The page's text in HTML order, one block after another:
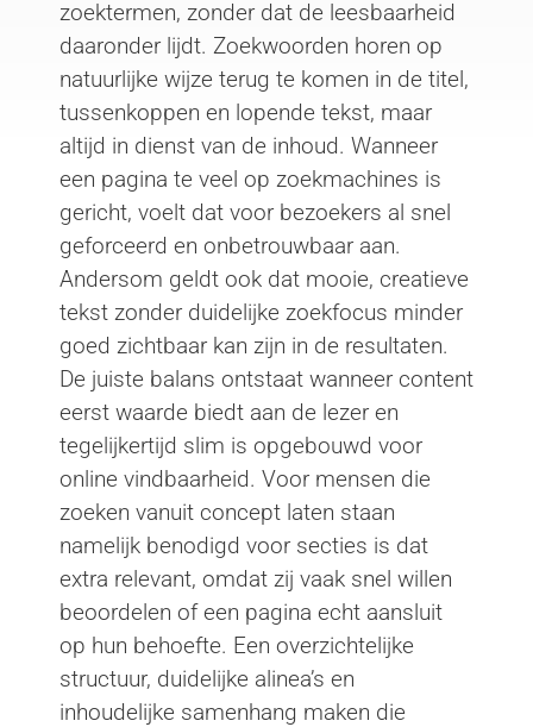
zoektermen, zonder dat de leesbaarheid
daaronder lijdt. Zoekwoorden horen op
natuurlijke wijze terug te komen in de titel,
tussenkoppen en lopende tekst, maar
altijd in dienst van de inhoud. Wanneer
een pagina te veel op zoekmachines is
gericht, voelt dat voor bezoekers al snel
geforceerd en onbetrouwbaar aan.
Andersom geldt ook dat mooie, creatieve
tekst zonder duidelijke zoekfocus minder
goed zichtbaar kan zijn in de resultaten.
De juiste balans ontstaat wanneer content
eerst waarde biedt aan de lezer en
tegelijkertijd slim is opgebouwd voor
online vindbaarheid. Voor mensen die
zoeken vanuit concept laten staan
namelijk benodigd voor secties is dat
extra relevant, omdat zij vaak snel willen
beoordelen of een pagina echt aansluit
op hun behoefte. Een overzichtelijke
structuur, duidelijke alinea’s en
inhoudelijke samenhang maken die